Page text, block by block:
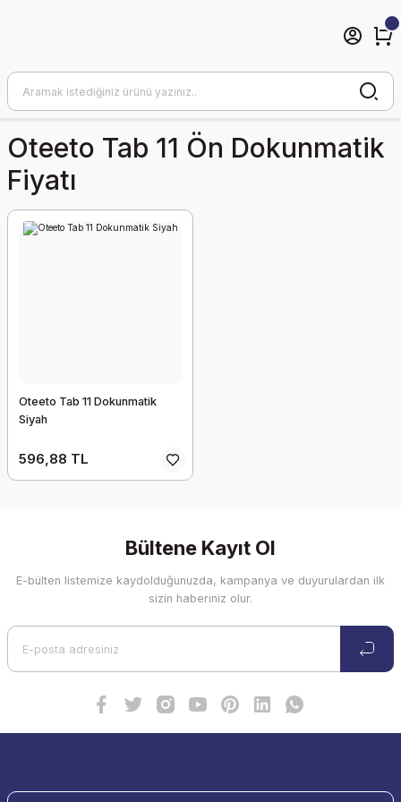
Oteeto Tab 11 Ön Dokunmatik
Fiyatı
Oteeto Tab 11 Dokunmatik
Siyah
596,88 TL
Bültene Kayıt Ol
E-bülten listemize kaydolduğunuzda, kampanya ve duyurulardan ilk
sizin haberiniz olur.